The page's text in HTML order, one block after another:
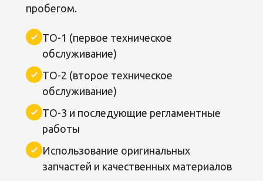
пробегом.
ТО-1 (первое техническое
обслуживание)
ТО-2 (второе техническое
обслуживание)
ТО-3 и последующие регламентные
работы
Использование оригинальных
запчастей и качественных материалов